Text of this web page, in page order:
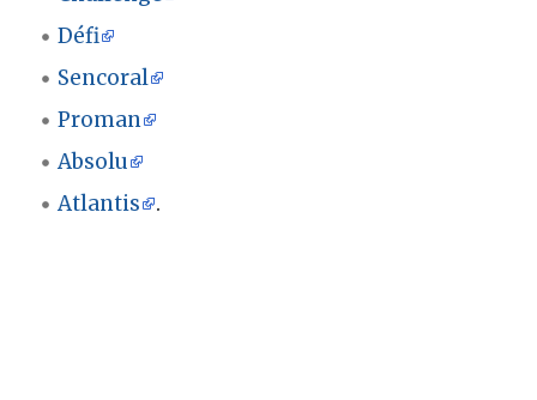
Défi
Sencoral
Proman
Absolu
Atlantis
.